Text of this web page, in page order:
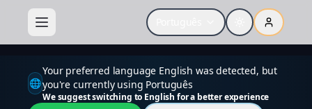
🌐
Your preferred language English was detected, but
you're currently using Português
We suggest switching to English for a better experience